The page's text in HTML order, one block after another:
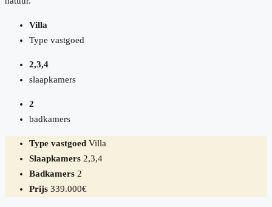
Villa
Type vastgoed
2,3,4
slaapkamers
2
badkamers
Type vastgoed Villa
Slaapkamers 2,3,4
Badkamers 2
Prijs 339.000€